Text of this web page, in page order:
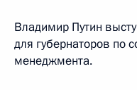
Владимир Путин
для губернаторов по
менеджмента.